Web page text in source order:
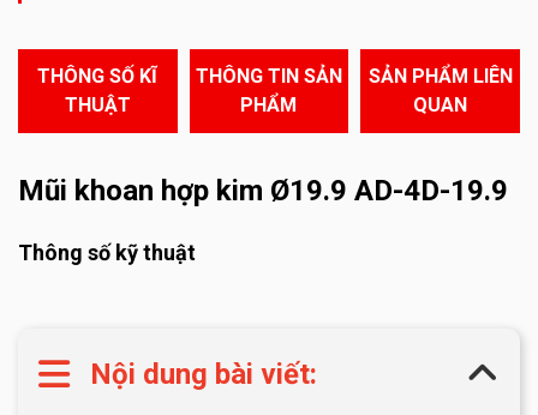
THÔNG SỐ KĨ
THUẬT
THÔNG TIN SẢN
PHẨM
SẢN PHẨM LIÊN
QUAN
Mũi khoan hợp kim Ø19.9 AD-4D-19.9
Thông số kỹ thuật
Nội dung bài viết: